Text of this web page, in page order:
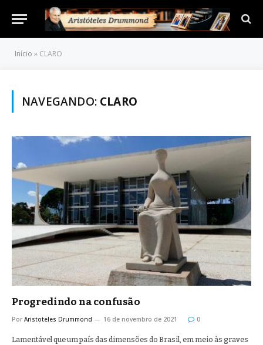
Início » CLARO
NAVEGANDO: CLARO
Progredindo na confusão
Por Aristoteles Drummond 16 de novembro de 2021 0
Lamentável que um país das dimensões do Brasil, em meio às graves